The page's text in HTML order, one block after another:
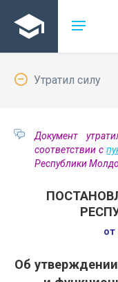
Утратил силу
Документ
соответствии с
Республики
от
Об